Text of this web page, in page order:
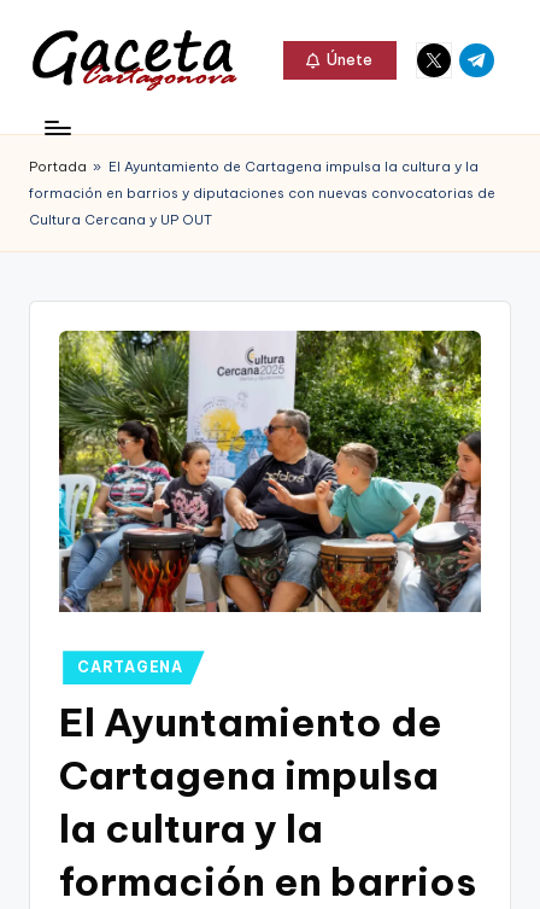
Saltar
contenido
c
e
a
Gaceta
Cartagonova,
La
informa
Cartagena,
Cartagena,
Únete
Elemento
del
Elemento
del
Portada » El Ayuntamiento de Cartagena impulsa la cultura y la
formación en barrios y diputaciones con nuevas convocatorias de
Cultura Cercana y UP OUT
Publicado
en
CARTAGENA
El Ayuntamiento de
Cartagena impulsa
la cultura y la
formación en barrios